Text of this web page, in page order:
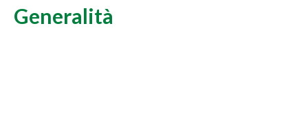
Generalità